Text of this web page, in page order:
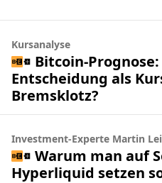
Kursanalyse
Bitcoin-
Entscheidung als
Bremsklotz?
Investment-Experte Martin
Warum man auf
Hyperliquid setzen